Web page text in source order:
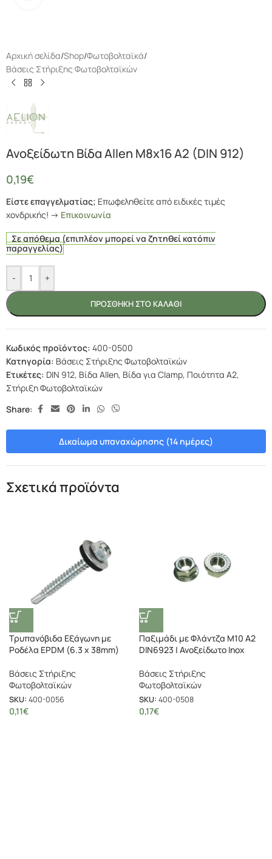
Αρχική σελίδα/Shop/Φωτοβολταϊκά/
Βάσεις Στήριξης Φωτοβολταϊκών
Ανοξείδωτη Βίδα Allen M8x16 A2 (DIN 912)
0,19€
Είστε επαγγελματίας; Επωφεληθείτε από ειδικές τιμές
χονδρικής! -> Επικοινωνία
Σε απόθεμα (επιπλέον μπορεί να ζητηθεί κατόπιν
παραγγελίας)
- +
ΠΡΟΣΘΉΚΗ ΣΤΟ ΚΑΛΆΘΙ
Κωδικός προϊόντος: 400-0500
Κατηγορία: Βάσεις Στήριξης Φωτοβολταϊκών
Ετικέτες: DIN 912, Βίδα Allen, Βίδα για Clamp, Ποιότητα A2,
Στήριξη Φωτοβολταϊκών
Share:
Δικαίωμα υπαναχώρησης (14 ημέρες)
Σχετικά προϊόντα
Τρυπανόβιδα Εξάγωνη με
Ροδέλα EPDM (6.3 x 38mm)
Βάσεις Στήριξης
Φωτοβολταϊκών
SKU: 400-0056
0,11€
Παξιμάδι με Φλάντζα M10 A2
DIN6923 | Ανοξείδωτο Inox
Βάσεις Στήριξης
Φωτοβολταϊκών
SKU: 400-0508
0,17€